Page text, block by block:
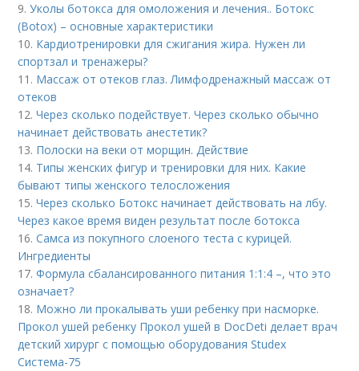
9.Уколы ботокса для омоложения и лечения.. Ботокс
(Botox) – основные характеристики
10. Кардиотренировки для сжигания жира. Нужен ли
спортзал и тренажеры?
11. Массаж от отеков глаз. Лимфодренажный массаж от
отеков
12.Через сколько подействует. Через сколько обычно
начинает действовать анестетик?
13. Полоски на веки от морщин. Действие
14. Типы женских фигур и тренировки для них. Какие
бывают типы женского телосложения
15.Через сколько Ботокс начинает действовать на лбу.
Через какое время виден результат после ботокса
16.Самса из покупного слоеного теста с курицей.
Ингредиенты
17.Формула сбалансированного питания 1:1:4 –, что это
означает?
18. Можно ли прокалывать уши ребенку при насморке.
Прокол ушей ребенку Прокол ушей в DocDeti делает врач
детский хирург с помощью оборудования Studex
Система-75